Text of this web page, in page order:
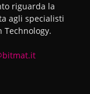
riguarda la
agli specialisti